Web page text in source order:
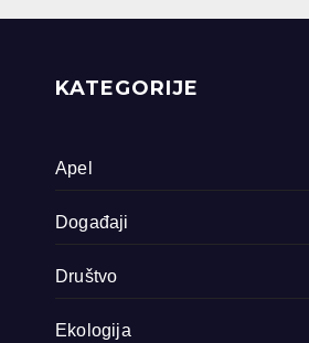
priride koja
države
KATEGORIJE
Apel
Događaji
Društvo
Ekologija